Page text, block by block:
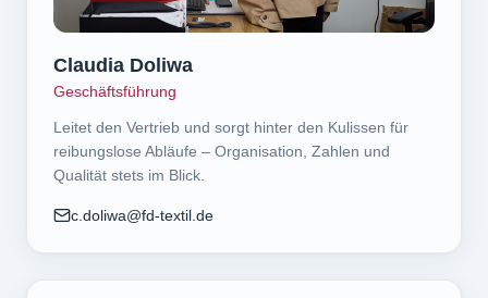
Claudia Doliwa
Geschäftsführung
Leitet den Vertrieb und sorgt hinter den Kulissen für
reibungslose Abläufe – Organisation, Zahlen und
Qualität stets im Blick.
c.doliwa@fd-textil.de